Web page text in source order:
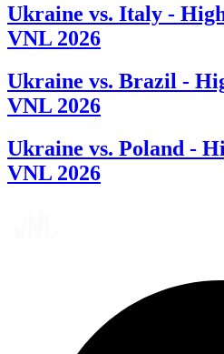
Ukraine vs. Italy -
VNL 2026
Ukraine vs. Brazil -
VNL 2026
Ukraine vs. Poland -
VNL 2026